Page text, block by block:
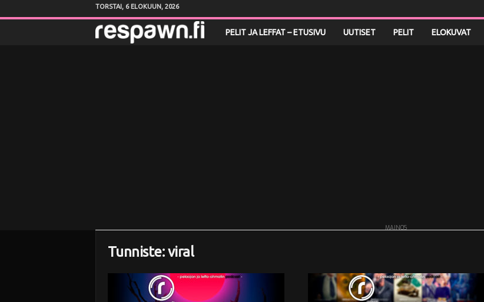
TORSTAI, 6 ELOKUUN, 2026
PELIT JA LEFFAT – ETUSIVU UUTISET PELIT ELOKUVAT
MAINOS
Tunniste: viral